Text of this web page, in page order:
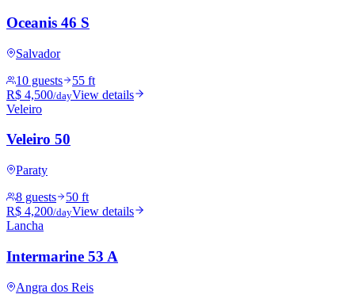
Oceanis 46 S
Salvador
10 guests
55 ft
R$ 4,500/dayView details
Veleiro
Veleiro 50
Paraty
8 guests
50 ft
R$ 4,200/dayView details
Lancha
Intermarine 53 A
Angra dos Reis